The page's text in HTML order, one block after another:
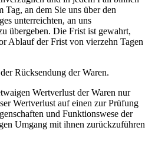
Tag, an dem Sie uns über den
unterreichten, an uns
übergeben. Die Frist ist gewahrt,
Ablauf der Frist von vierzehn Tagen
Rücksendung der Waren.
Wertverlust der Waren nur
Wertverlust auf einen zur Prüfung
und Funktionswese der
Umgang mit ihnen zurückzuführen